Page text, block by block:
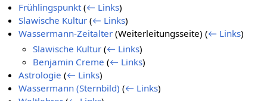
Frühlingspunkt (← Links)
Slawische Kultur (← Links)
Wassermann-Zeitalter (Weiterleitungsseite)(← Links)
Slawische Kultur (← Links)
Benjamin Creme (← Links)
Astrologie (← Links)
Wassermann (Sternbild) (← Links)